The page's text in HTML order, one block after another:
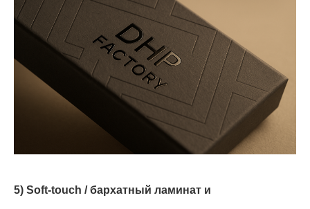
5) Soft-touch / бархатный ламинат и